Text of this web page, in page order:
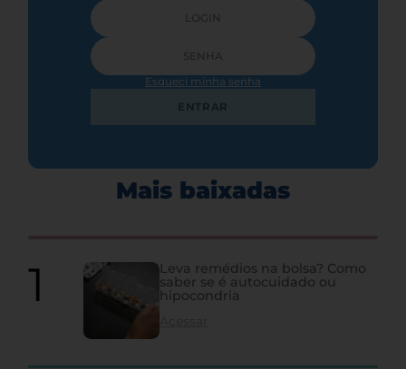
Esqueci minha senha
ENTRAR
Mais baixadas
Leva remédios na bolsa? Como
saber se é autocuidado ou
hipocondria